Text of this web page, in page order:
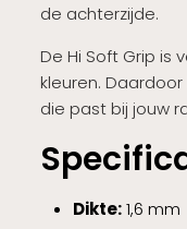
de achterzijde.
De Hi Soft Grip is
kleuren.
die past bij jouw
Dikte:1,6 mm